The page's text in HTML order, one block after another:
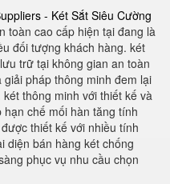
- Két Sắt Siêu Cường
toàn cao cấp hiện tại đang là
đối tượng khách hàng. két
trữ tại không gian an toàn
pháp thông minh đem lại
thông minh với thiết kế và
chế mối hàn tăng tính
thiết kế với nhiều tính
diện bán hàng két chống
phục vụ nhu cầu chọn